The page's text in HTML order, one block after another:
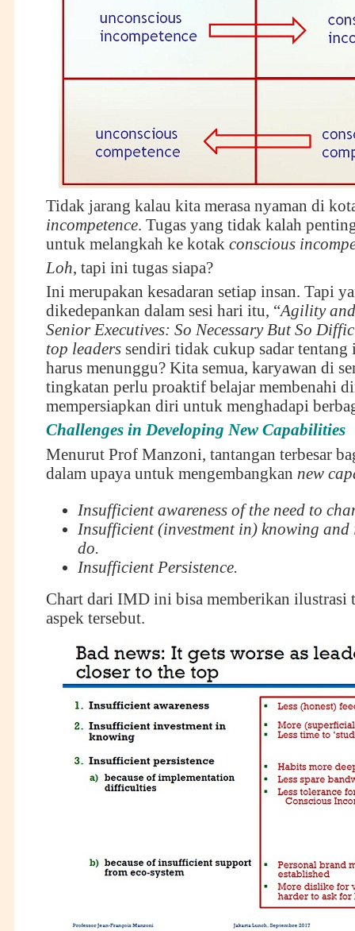
Tidak jarang kalau kita merasa nyaman di
incompetence. Tugas yang tidak kalah
untuk melangkah ke kotak conscious
Loh, tapi ini tugas siapa?
Ini merupakan kesadaran setiap insan. Tapi
dikedepankan dalam sesi hari itu, “Agility
Senior Executives: So Necessary But So
top leaderssendiri tidak cukup sadar tentang
harus menunggu? Kita semua, karyawan di
tingkatan perlu proaktif belajar membenahi
mempersiapkan diri untuk menghadapi
Challenges in Developing New Capabilities
Menurut Prof Manzoni, tantangan terbesar
dalam upaya untuk mengembangkan new
Insufficient awareness of the need to
Insufficient (investment in) knowing
do.
Insufficient Persistence.
Chart dari IMD ini bisa memberikan ilustrasi
aspek tersebut.